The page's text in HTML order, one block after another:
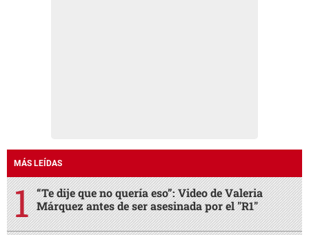
MÁS LEÍDAS
“Te dije que no quería eso”: Video de Valeria
Márquez antes de ser asesinada por el "R1"